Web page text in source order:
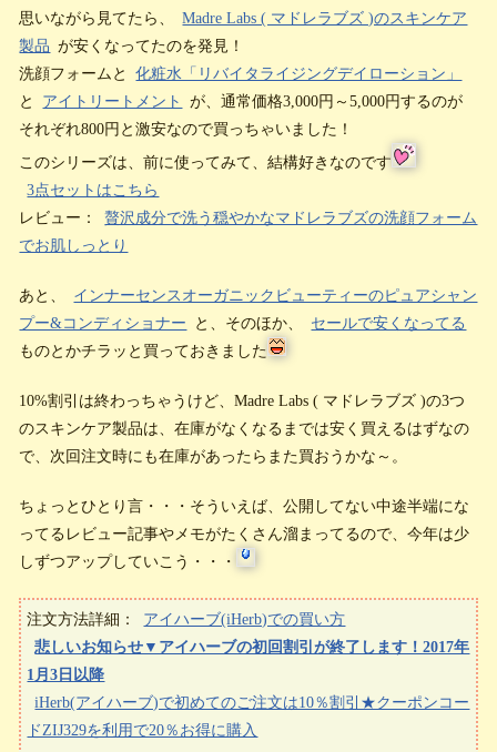
思いながら見てたら、
Madre Labs ( マドレラブズ )のスキンケア
製品 が安くなってたのを発見！
洗顔フォームと
化粧水「リバイタライジングデイローション」
と
アイトリートメント
が、通常価格3,000円～5,000円するのが
それぞれ800円と激安なので買っちゃいました！
このシリーズは、前に使ってみて、結構好きなのです
3点セットはこちら
レビュー：
贅沢成分で洗う穏やかなマドレラブズの洗顔フォーム
でお肌しっとり
あと、
インナーセンスオーガニックビューティーのピュアシャン
プー&コンディショナー
と、そのほか、
セールで安くなってる
ものとかチラッと買っておきました
10%割引は終わっちゃうけど、Madre Labs ( マドレラブズ )の3つ
のスキンケア製品は、在庫がなくなるまでは安く買えるはずなの
で、次回注文時にも在庫があったらまた買おうかな～。
ちょっとひとり言・・・そういえば、公開してない中途半端にな
ってるレビュー記事やメモがたくさん溜まってるので、今年は少
しずつアップしていこう・・・
注文方法詳細：
アイハーブ(iHerb)での買い方
悲しいお知らせ▼アイハーブの初回割引が終了します！2017年
1月3日以降
iHerb(アイハーブ)で初めてのご注文は10％割引★クーポンコー
ドZIJ329を利用で20％お得に購入